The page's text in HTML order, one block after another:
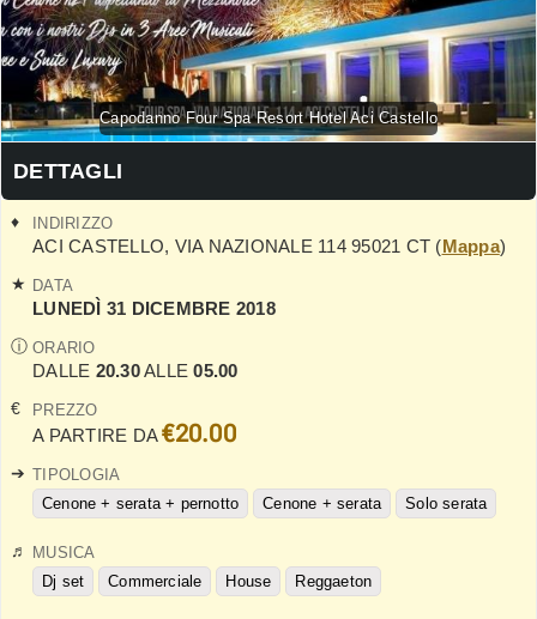
Capodanno Four Spa Resort Hotel Aci Castello
DETTAGLI
INDIRIZZO
ACI CASTELLO, VIA NAZIONALE 114 95021 CT (Mappa)
DATA
LUNEDÌ 31 DICEMBRE 2018
ORARIO
DALLE 20.30ALLE05.00
PREZZO
A PARTIRE DA €20.00
TIPOLOGIA
Cenone + serata + pernotto
Cenone + serata Solo serata
MUSICA
Dj set
Commerciale House Reggaeton